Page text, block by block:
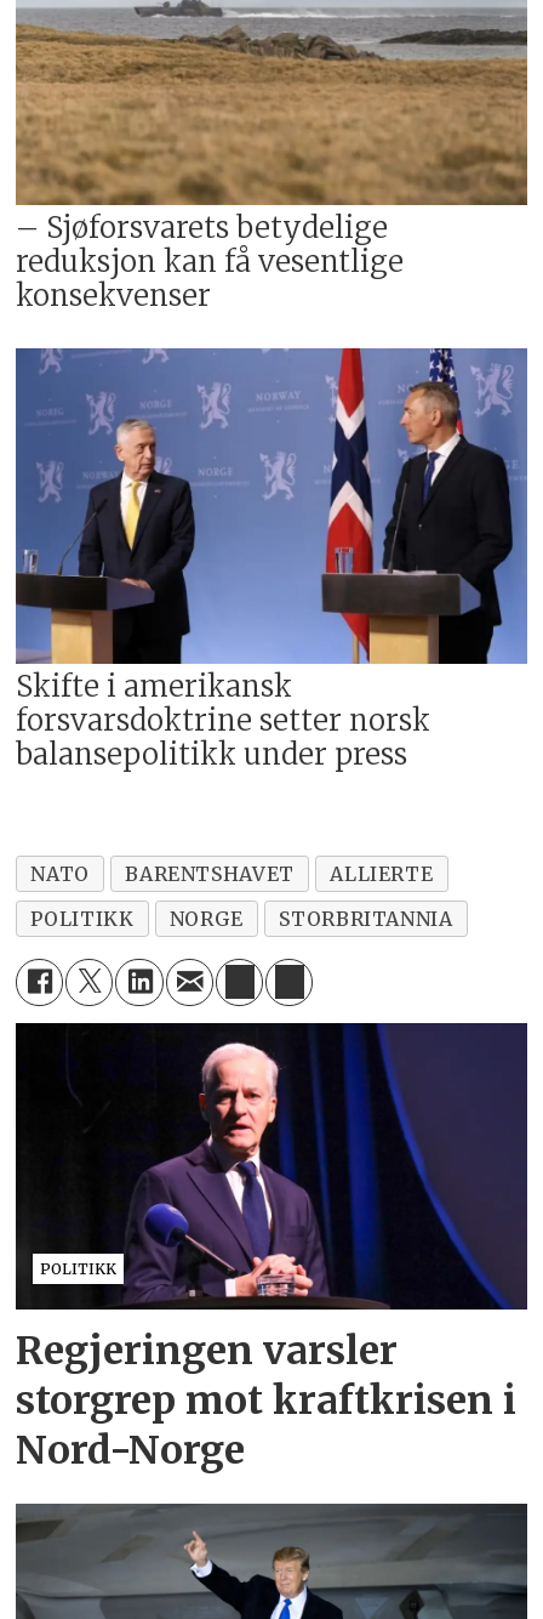
– Sjøforsvarets betydelige
reduksjon kan få vesentlige
konsekvenser
Skifte i amerikansk
forsvarsdoktrine setter norsk
balansepolitikk under press
NATO BARENTSHAVET
ALLIERTE
POLITIKK
NORGE STORBRITANNIA
POLITIKK
Regjeringen varsler
storgrep mot kraftkrisen i
Nord-Norge